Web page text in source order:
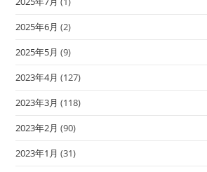
2025年6月 (2)
2025年5月 (9)
2023年4月 (127)
2023年3月 (118)
2023年2月 (90)
2023年1月 (31)